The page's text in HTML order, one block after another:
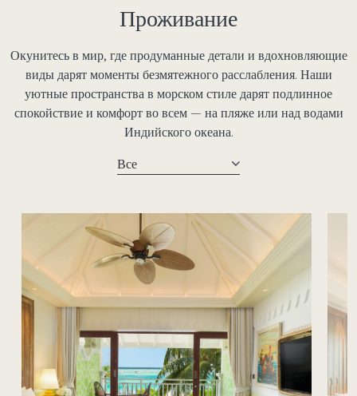
Проживание
Окунитесь в мир, где продуманные детали и вдохновляющие
виды дарят моменты безмятежного расслабления. Наши
уютные пространства в морском стиле дарят подлинное
спокойствие и комфорт во всем — на пляже или над водами
Индийского океана.